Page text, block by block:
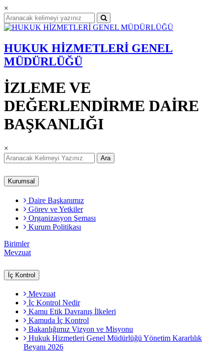
×
HUKUK HİZMETLERİ GENEL
MÜDÜRLÜĞÜ
İZLEME VE
DEĞERLENDİRME DAİRE
BAŞKANLIĞI
×
Ara
Kurumsal
Daire Başkanımız
Görev ve Yetkiler
Organizasyon Şeması
Kurum Politikası
Birimler
Mevzuat
İç Kontrol
Mevzuat
İç Kontrol Nedir
Kamu Etik Davranış İlkeleri
Kamuda İç Kontrol
Bakanlığımız Vizyon ve Misyonu
Hukuk Hizmetleri Genel Müdürlüğü Yönetim Kararlılık
Beyanı 2026